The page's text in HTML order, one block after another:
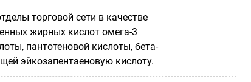
торговой сети в качестве
жирных кислот омега-3
пантотеновой кислоты, бета-
эйкозапентаеновую кислоту.